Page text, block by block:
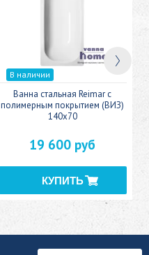
В наличии
Ванна стальная Reimar с
полимерным покрытием (ВИЗ)
140x70
19 600 руб